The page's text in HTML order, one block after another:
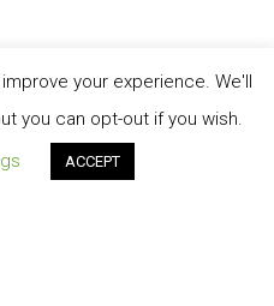
your experience. We'll
you can opt-out if you wish.
ACCEPT